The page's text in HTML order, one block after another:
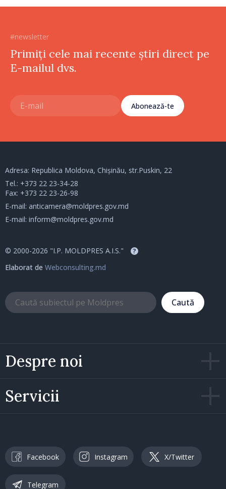
#newsletter
Primiți cele mai recente știri direct pe
E-mailul dvs.
Abonează-te
Despre noi
Servicii
Adresa: Republica Moldova, Chișinău, str.Puskin, 22
Tel.: +373 22 23-34-28
Fax: +373 22 23-26-98
E-mail: anticamera@moldpres.gov.md
E-mail: inform@moldpres.gov.md
© 2000-2026 "I.P. MOLDPRES A.I.S." ?
Elaborat de Webconsulting.md
Caută
Facebook Instagram X/Twitter
Telegram